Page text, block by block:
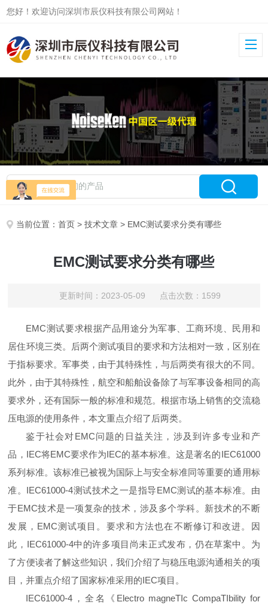
您好！欢迎访问深圳市辰仪科技有限公司网站！
当前位置：首页 >技术文章 > EMC测试要求分类有哪些
EMC测试要求分类有哪些
更新时间：2023-05-09 点击次数：1599
EMC测试要求根据产品用途分为军事、工商环境、民用和
居住环境三类。后两个测试项目的要求和方法相对一致，区别在
于指标要求。军事类，由于其特殊性，与后两类有很大的不同。
此外，由于其特殊性，航空和船舶设备除了与军事设备相同的高
要求外，还有国际一般的标准和规范。根据市场上销售的交流稳
压电源的使用条件，本文重点介绍了后两类。
鉴于社会对EMC问题的日益关注，涉及到许多专业和产
品，IEC将EMC要求作为IEC的基本标准。这是著名的IEC61000
系列标准。该标准已被视为国际上与安全标准同等重要的通用标
准。IEC61000-4测试技术之一是指导EMC测试的基本标准。由
于EMC技术是一项复杂的技术，涉及多个学科。新技术的不断
发展，EMC测试项目。要求和方法也在不断修订和改进。因
此，IEC61000-4中的许多项目尚未正式发布，仍在草案中。为
了方便读者了解这些知识，我们介绍了与稳压电源沟通相关的项
目，并重点介绍了国家标准采用的IEC项目。
IEC61000-4，全名《Electro magneTIc CompaTIbility for